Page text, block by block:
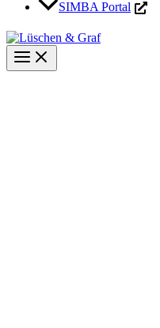
SIMBA Portal